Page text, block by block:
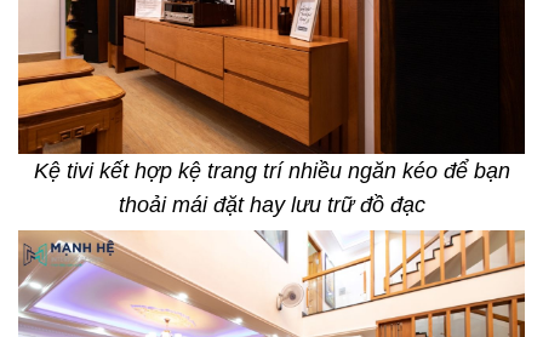
Kệ tivi kết hợp kệ trang trí nhiều ngăn kéo để bạn
thoải mái đặt hay lưu trữ đồ đạc